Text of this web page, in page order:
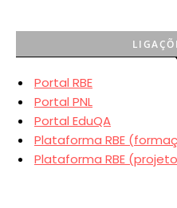
Portal RBE
Portal PNL
Portal EduQA
Plataforma RBE
Plataforma RBE